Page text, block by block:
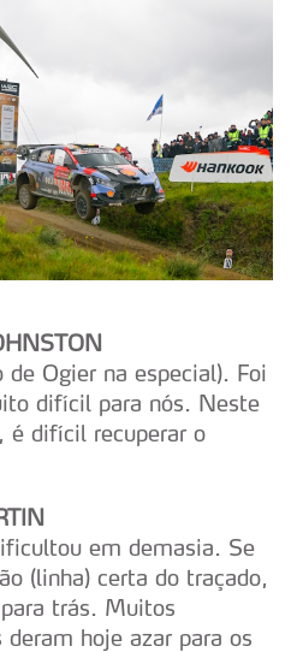
Ogier na especial). Foi
difícil para nós. Neste
é difícil recuperar o
em demasia. Se
(linha) certa do traçado,
trás. Muitos
hoje azar para os